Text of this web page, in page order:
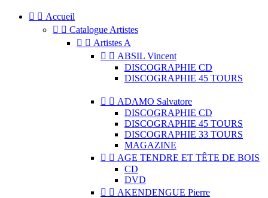
  Accueil
  Catalogue Artistes
  Artistes A
  ABSIL Vincent
DISCOGRAPHIE CD
DISCOGRAPHIE 45 TOURS
  ADAMO Salvatore
DISCOGRAPHIE CD
DISCOGRAPHIE 45 TOURS
DISCOGRAPHIE 33 TOURS
MAGAZINE
  AGE TENDRE ET TÊTE DE BOIS
CD
DVD
  AKENDENGUE Pierre